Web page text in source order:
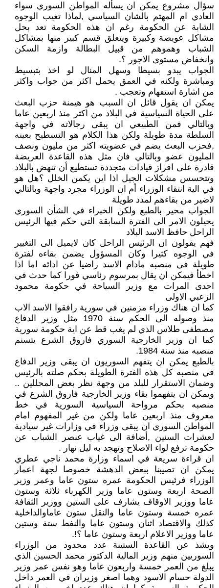
سؤال مشروع يمكن ان يسأله المواطن السوري سواء
العادي ام المهتم بالشان السياسي ,لماذا تغيب الوجوه
الشابة عن الحكومة رغم ان هذه الحكومة تعد بحل
مشاكل عويصة وكبيرة ويتعلق قسم كبير منها بمشاكل
الشباب وهموهم من قبيل البطالة وازمة السكن
وانخفاض مستوى الاجور ؟.
الجواب يبدو بسيطا وسهل المنال لو اخذ بتبسيط
ومباشرة ولكنه في العمق يحمل اكثر من جواب واكثر
من اشارة استفهام وتعجب .
يمكن ان يقول قائل ان السبب هو هيمنة حزب البعث
على الحياة السياسية في البلاد من اكثر منذ اربعين عاما
وبالتالي فمن الطبيعي ان يبقى رجالاته في واجهة
السلطة مدة طويلة ولكن هذا الكلام هو التسطيح بعينه
,فحزب البعث يضم في عضويته اكثر من مليون ونصف
المليون عضو وبالتالي فان مثل هذه القاعدة العريضة
قادرة على افراز قيادات متجددة تستطيع أن تنهض بالبلاد
وتتحسس مشكلات الجيل اذا اين يكمن الخلل ؟هل هو
في الية انتقاء الوزراء أم ان الوزراء مجرد واجهة وبالتالي
لاضير من بقاءهم لمدد طويلة
الجواب محير بالطبع ولكن الخبراء في الشأن السوري
يحيلون الامر الى الفترة السابقة التي حكم فيها الرئيس
الراحل حافظ الاسد البلاد
فهم يقولون ان الرئيس الراحل كان لايميل الى التغيير
في الوجوه كثيرا وكان المسؤول يضمن بقاءه لفترة
طويلة في منصبه مادام الاسد راضيا عن ادائه اما اذا
اخطأ فيمكن ان يقال بمرسوم رئاسي فورا كما حدث في
احدى المرات مع وزير السياحة في حكومة محمود
الزعبي الاولى
كما ان هناك وزراء مزمنين في سورية رافقوا الاسد الاب
منذ وصوله الى الحكم سنة 1970 مثل وزير الدفاع
مصطفى طلاس الذي لم يغب قط عن اية حكومة سورية
كما ان وزير الخارجية السوري فاروق الشرع يتسنم
منصبه منذ سنة 1984.
بالطبع يمكن ان يتفهم السوريون ان يبقى وزير الدفاع
في منصبه كل هذه الفترة الطويلة بحكم صلته بالرئيس
وضمان الاستقرار للبلد من وجهة نظر بعض المحللين ..
ويمكن ان يتفهموا بقاء وزير الخارجية فاروق الشرع في
منصبه بحكم مرواحة السياسية السورية في خط
معروف منذ اربعين عاما ولكن من غير المفهوم امام
المواطن السوري ان يبقى وزراء في وزارات غير سيادية
لعشرات السنين ,أضافة الى غياب عنصر الشباب عن
حكومة ترفع لواء الاصلاح وتهجد به ليل نهار .
ان قراءة سريعة في اسماء وزارة محمد ناجي عطري
يمكن ان تصيبنا ببعض الدهشة خصوصا لجهة اعمار
الوزراء فرئيس الحكومة عمره ستون عاما وعمر وزير
الصحة اربعة وستون عاما وزير الكهرباء ثلاثة وستون
عاما ووزير الاوقاف يشارف على الستين ووزير الثقافة
عمره خمسة وستون عاما والنقل ستون عاماوالداخلية
كذلك والاقتصاد اثنان وستون عاما والنفط ستة وستين
عاما ووزير الاعلام اربعة وستون عاما ؟!.
ويشذ عن القاعدة الستينة عدد محدود من الوزراء
السوريين منهم وزير المالية الدكتور محمد الحسين الذي
يبلغ من العمر خمسة واربعون عاما وهو نفس عمر وزير
الدولة حسام الاسود وهما اصغر وزيران في العمر داخل